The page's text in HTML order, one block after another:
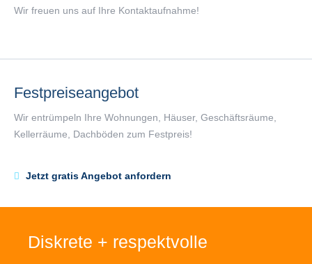
Wir freuen uns auf Ihre Kontaktaufnahme!
Festpreiseangebot
Wir entrümpeln Ihre Wohnungen, Häuser, Geschäftsräume,
Kellerräume, Dachböden zum Festpreis!
Jetzt gratis Angebot anfordern
Diskrete + respektvolle